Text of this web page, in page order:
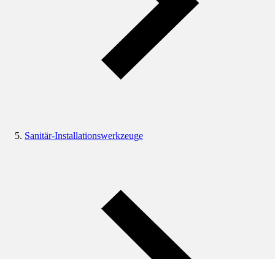
Sanitär-Installationswerkzeuge